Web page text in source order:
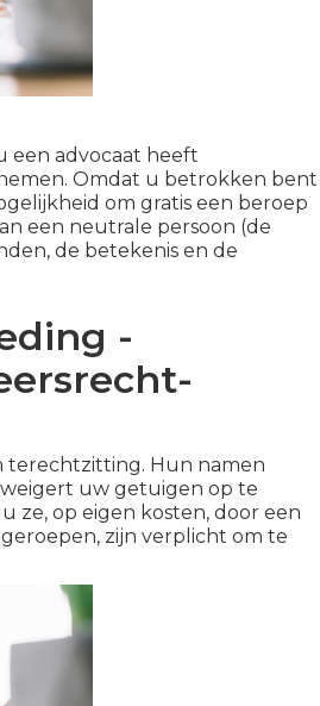
een advocaat heeft
Omdat u betrokken bent
om gratis een beroep
een neutrale persoon (de
de betekenis en de
-
terechtzitting. Hun namen
uw getuigen op te
ze, op eigen kosten, door een
zijn verplicht om te